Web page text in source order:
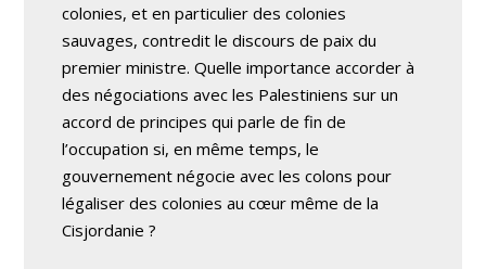
colonies, et en particulier des colonies
sauvages, contredit le discours de paix du
premier ministre. Quelle importance accorder à
des négociations avec les Palestiniens sur un
accord de principes qui parle de fin de
l’occupation si, en même temps, le
gouvernement négocie avec les colons pour
légaliser des colonies au cœur même de la
Cisjordanie ?